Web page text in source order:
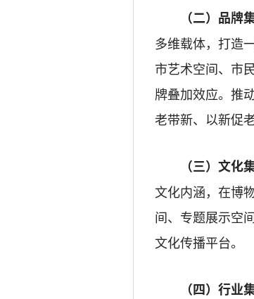
（二）品牌
多维载体，打造
市艺术空间、市
牌叠加效应。推
老带新、以新促老
（三）文化
文化内涵，在博
间、专题展示空
文化传播平台。
（四）行业